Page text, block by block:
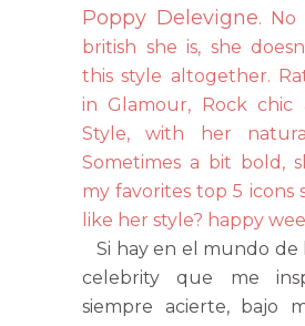
Poppy Delevigne. No
british she is, she
this style altogether.
in Glamour, Rock chic
Style, with her
Sometimes a bit bold,
my favorites top 5 icons
like her style? happy
Si hay en el mundo de
celebrity que me
siempre acierte, bajo